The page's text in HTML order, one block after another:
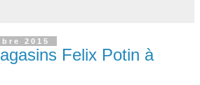
2015
Felix Potin à